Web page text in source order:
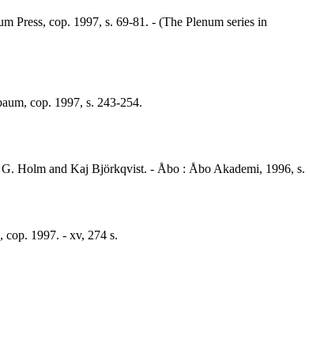
Press, cop. 1997, s. 69-81. - (The Plenum series in
cop. 1997, s. 243-254.
Holm and Kaj Björkqvist. - Åbo : Åbo Akademi, 1996, s.
1997. - xv, 274 s.